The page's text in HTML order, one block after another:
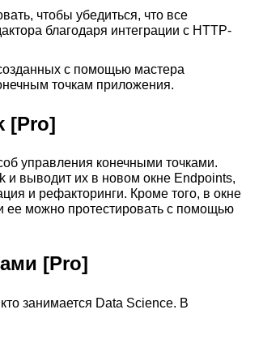
чтобы убедиться, что все
благодаря интеграции с HTTP-
с помощью мастера
точкам приложения.
[Pro]
управления конечными точками.
и выводит их в новом окне Endpoints,
и рефакторинги. Кроме того, в окне
ее можно протестировать с помощью
[Pro]
занимается Data Science. В